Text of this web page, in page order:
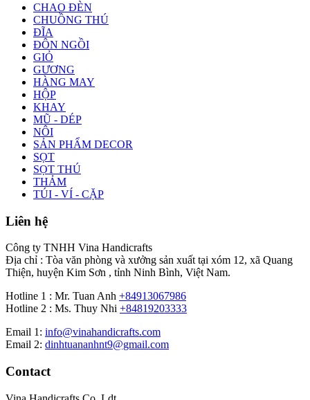
CHAO ĐÈN
CHUỒNG THÚ
ĐĨA
ĐÔN NGỒI
GIỎ
GƯƠNG
HÀNG MAY
HỘP
KHAY
MŨ - DÉP
NÔI
SẢN PHẨM DECOR
SỌT
SỌT THÚ
THẢM
TÚI - VÍ - CẶP
Liên hệ
Công ty TNHH Vina Handicrafts
Địa chỉ : Tòa văn phòng và xưởng sản xuất tại xóm 12, xã Quang
Thiện, huyện Kim Sơn , tỉnh Ninh Bình, Việt Nam.
Hotline 1 : Mr. Tuan Anh +84913067986
Hotline 2 : Ms. Thuy Nhi +84819203333
Email 1: info@vinahandicrafts.com
Email 2: dinhtuananhnt9@gmail.com
Contact